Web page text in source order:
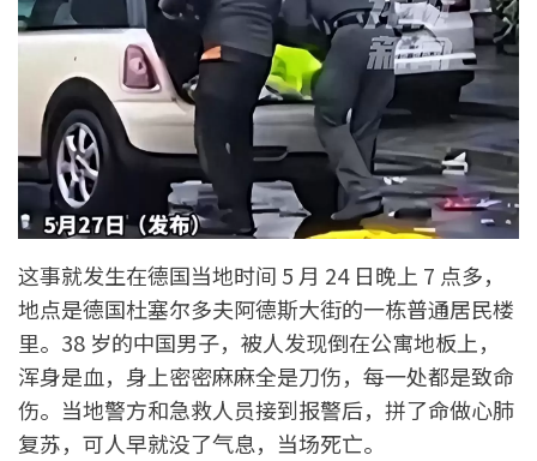
这事就发生在德国当地时间 5 月 24 日晚上 7 点多，
地点是德国杜塞尔多夫阿德斯大街的一栋普通居民楼
里。38 岁的中国男子，被人发现倒在公寓地板上，
浑身是血，身上密密麻麻全是刀伤，每一处都是致命
伤。当地警方和急救人员接到报警后，拼了命做心肺
复苏，可人早就没了气息，当场死亡。